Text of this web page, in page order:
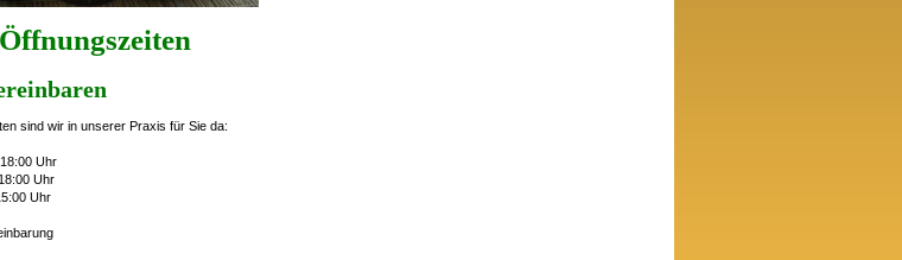
sind wir in unserer Praxis für Sie da:
Uhr
Uhr
Uhr